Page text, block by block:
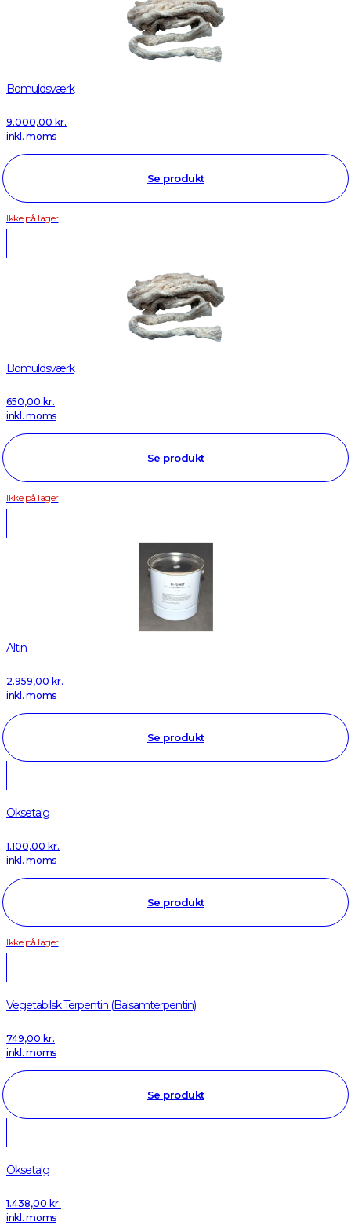
Bomuldsværk
9.000,00 kr.
inkl. moms
Se produkt
Ikke på lager
Bomuldsværk
650,00 kr.
inkl. moms
Se produkt
Ikke på lager
Altin
2.959,00 kr.
inkl. moms
Se produkt
Oksetalg
1.100,00 kr.
inkl. moms
Se produkt
Ikke på lager
Vegetabilsk Terpentin (Balsamterpentin)
749,00 kr.
inkl. moms
Se produkt
Oksetalg
1.438,00 kr.
inkl. moms